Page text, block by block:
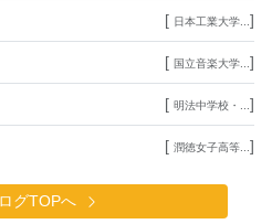
[ 日本工業大学... ]
[ 国立音楽大学... ]
[ 明法中学校・... ]
[ 潤徳女子高等... ]
グTOPへ